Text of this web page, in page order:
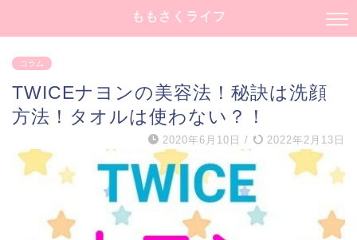
ももさくライフ
コラム
TWICEナヨンの美容法！秘訣は洗顔
方法！タオルは使わない？！
2020年6月10日 / 2022年2月13日